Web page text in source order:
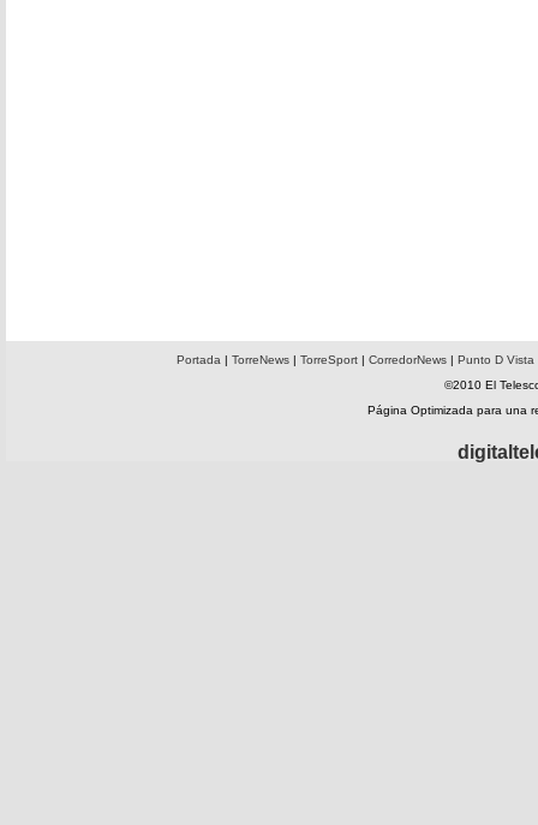
Portada | TorreNews| TorreSport| CorredorNews| Punto D Vista
©2010 El
Página Optimizada para una